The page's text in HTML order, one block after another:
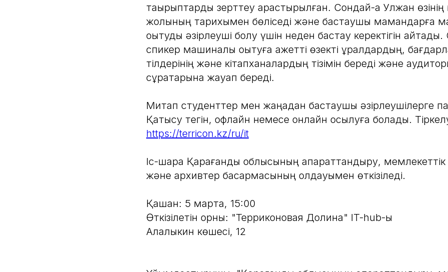
тақырыптарды зерттеу қарастырылған. Сондай-ақ Улжан өзінің
жолының тарихымен бөліседі және бастаушы мамандарға
оқытуды әзірлеуші болу үшін неден бастау керектігін
спикер машиналық оқытуға қажетті өзекті құралдардың,
тілдерінің және кітапханалардың тізімін береді және
сұрақтарына жауап береді.
Митап студенттер мен жаңадан бастаушы әзірлеушілерге
Қатысу тегін, офлайн немесе онлайн қосылуға болады.
https://terricon.kz/ru/it
Іс-шара Қарағанды облысының ақпараттандыру, мемлекеттік
және архивтер басқармасының қолдауымен өткізіледі.
Қашан: 5 марта, 15:00
Өткізілетін орны: "Терриконовая Долина" IT-hub-ы
Алалыкин көшесі, 12